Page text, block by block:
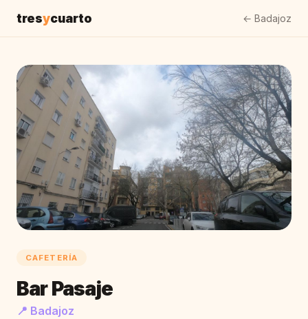
tresycuarto ← Badajoz
CAFETERÍA
Bar Pasaje
📍 Badajoz